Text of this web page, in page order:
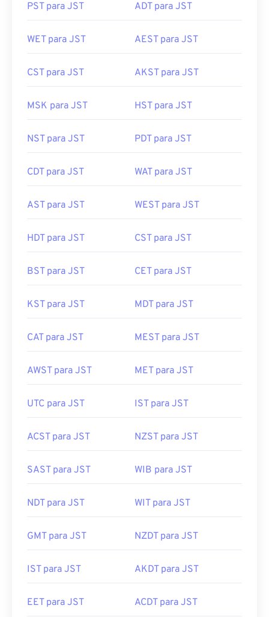
PST para JST ADT para JST
WET para JST AEST para JST
CST para JST AKST para JST
MSK para JST HST para JST
NST para JST PDT para JST
CDT para JST WAT para JST
AST para JST WEST para JST
HDT para JST CST para JST
BST para JST CET para JST
KST para JST MDT para JST
CAT para JST MEST para JST
AWST para JST MET para JST
UTC para JST IST para JST
ACST para JST NZST para JST
SAST para JST WIB para JST
NDT para JST WIT para JST
GMT para JST NZDT para JST
IST para JST AKDT para JST
EET para JST ACDT para JST